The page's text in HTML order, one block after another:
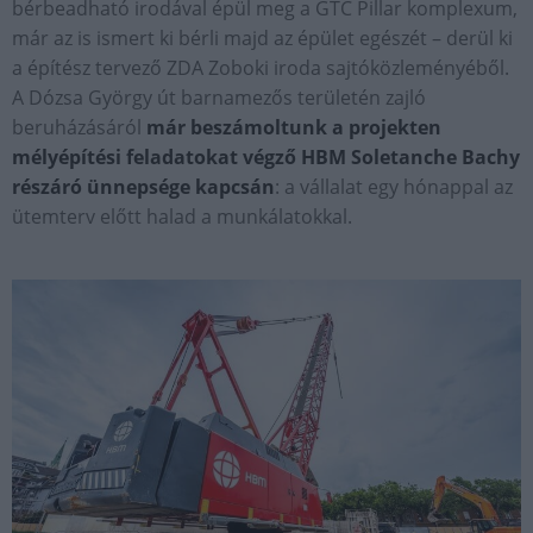
bérbeadható irodával épül meg a GTC Pillar komplexum,
már az is ismert ki bérli majd az épület egészét – derül ki
a építész tervező ZDA Zoboki iroda sajtóközleményéből.
A Dózsa György út barnamezős területén zajló
beruházásáról már beszámoltunk a projekten
mélyépítési feladatokat végző HBM Soletanche Bachy
részáró ünnepsége kapcsán: a vállalat egy hónappal az
ütemterv előtt halad a munkálatokkal.